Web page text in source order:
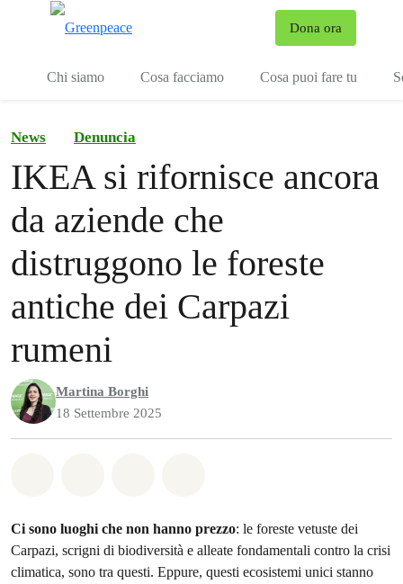
Dona ora
Chi siamo Cosa facciamo Cosa puoi fare tu
News Denuncia
IKEA si rifornisce ancora
da aziende che
distruggono le foreste
antiche dei Carpazi
rumeni
Martina Borghi
18 Settembre 2025
Ci sono luoghi che non hanno prezzo: le foreste vetuste dei
Carpazi, scrigni di biodiversità e alleate fondamentali contro la crisi
climatica, sono tra questi. Eppure, questi ecosistemi unici stanno